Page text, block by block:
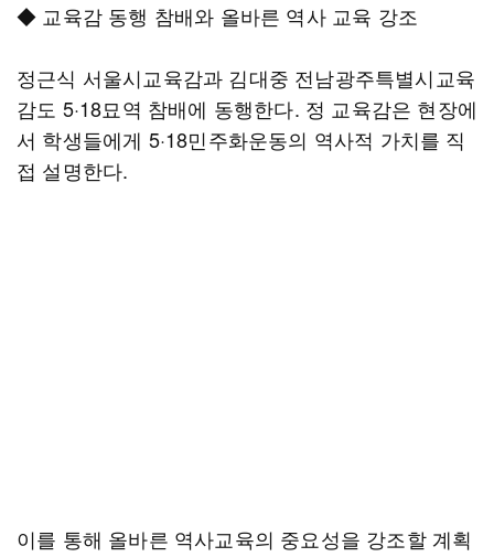
◆ 교육감 동행 참배와 올바른 역사 교육 강조
정근식 서울시교육감과 김대중 전남광주특별시교육
감도 5·18묘역 참배에 동행한다. 정 교육감은 현장에
서 학생들에게 5·18민주화운동의 역사적 가치를 직
접 설명한다.
이를 통해 올바른 역사교육의 중요성을 강조할 계획